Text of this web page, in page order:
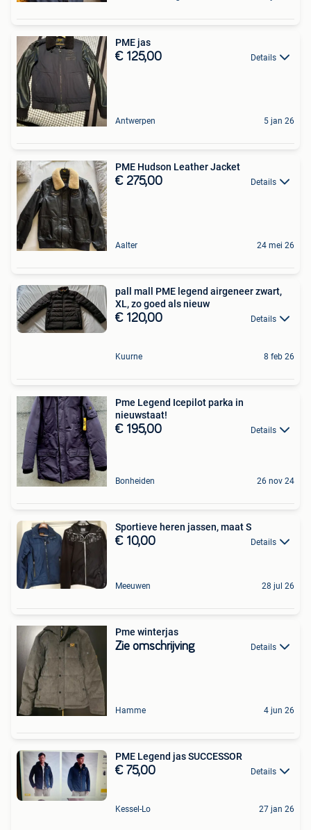
PME jas
€ 125,00 Details
Antwerpen 5 jan 26
PME Hudson Leather Jacket
€ 275,00 Details
Aalter 24 mei 26
pall mall PME legend airgeneer zwart,
XL, zo goed als nieuw
€ 120,00 Details
Kuurne 8 feb 26
Pme Legend Icepilot parka in
nieuwstaat!
€ 195,00 Details
Bonheiden 26 nov 24
Sportieve heren jassen, maat S
€ 10,00 Details
Meeuwen 28 jul 26
Pme winterjas
Zie omschrijving Details
Hamme 4 jun 26
PME Legend jas SUCCESSOR
€ 75,00 Details
Kessel-Lo 27 jan 26